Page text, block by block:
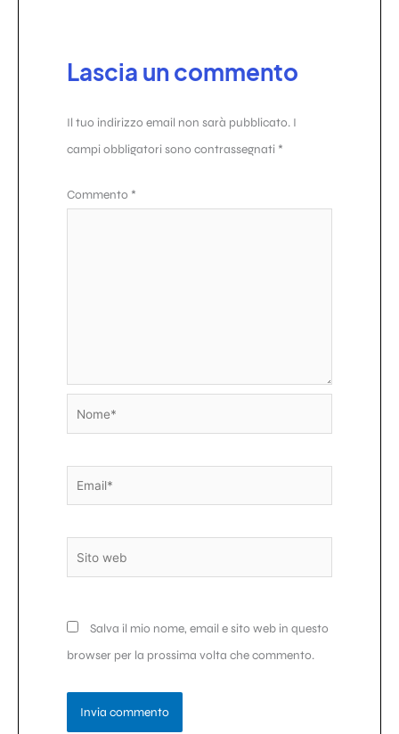
Lascia un commento
Il tuo indirizzo email non sarà pubblicato. I
campi obbligatori sono contrassegnati *
Commento *
Email*
web
Salva il mio nome, email e sito web in questo
browser per la prossima volta che commento.